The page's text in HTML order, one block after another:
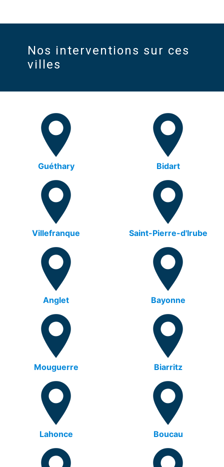
Nos interventions sur ces
villes
Guéthary Bidart
Villefranque Saint-Pierre-d'Irube
Anglet Bayonne
Mouguerre Biarritz
Lahonce Boucau